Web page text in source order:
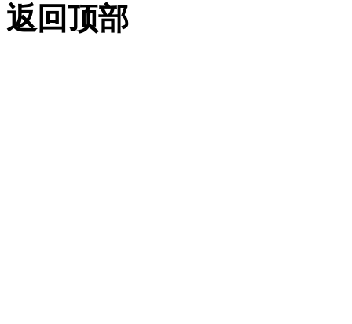
返回顶部